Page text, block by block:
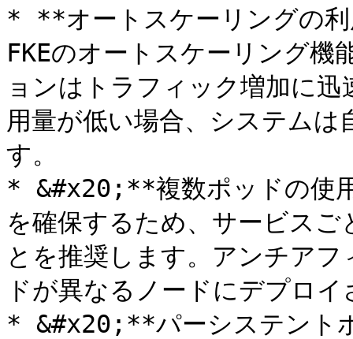
* **オートスケーリングの
FKEのオートスケーリング機
ョンはトラフィック増加に
用量が低い場合、システム
す。
* &#x20;**複数ポッドの使
を確保するため、サービス
とを推奨します。アンチア
ドが異なるノードにデプロ
* &#x20;**パーシステント